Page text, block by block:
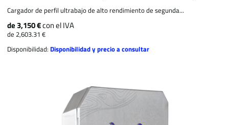
Cargador de perfil ultrabajo de alto rendimiento de segunda...
de 3,150 €con el IVA
de 2,603.31 €
Disponibilidad: Disponibilidad y precio a consultar